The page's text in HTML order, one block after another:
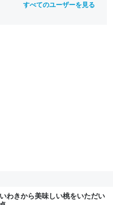
すべてのユーザーを見る
わきから美味しい桃をいただい